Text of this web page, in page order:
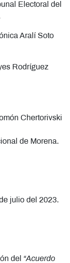
Electoral del
Aralí Soto
Rodríguez
Chertorivski
de Morena.
julio del 2023.
del “Acuerdo